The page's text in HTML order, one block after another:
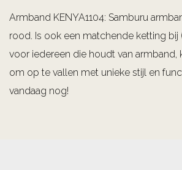
Armband KENYA1104: Samburu
rood. Is ook een matchende ketting bij
voor iedereen die houdt van armband,
om op te vallen met unieke stijl en
vandaag nog!